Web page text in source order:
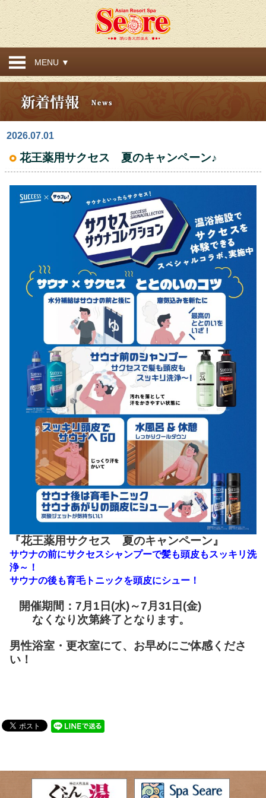
MENU ▼
2026.07.01
花王薬用サクセス 夏のキャンペーン♪
『花王薬用サクセス 夏のキャンペーン』
サウナの前にサクセスシャンプーで髪も頭皮もスッキリ洗
浄～！
サウナの後も育毛トニックを頭皮にシュー！
開催期間：7月1日(水)～7月31日(金)
なくなり次第終了となります。
男性浴室・更衣室にて、お早めにご体感くださ
い！